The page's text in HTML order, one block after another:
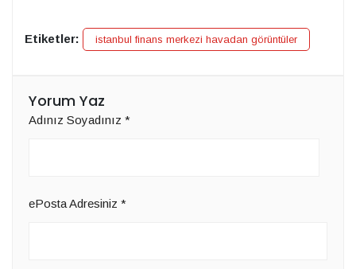
Etiketler: istanbul finans merkezi havadan görüntüler
Yorum Yaz
Adınız Soyadınız *
ePosta Adresiniz *